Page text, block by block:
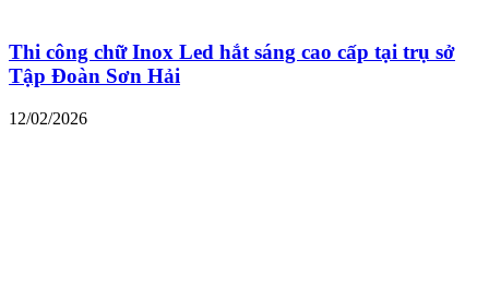
Thi công chữ Inox Led hắt sáng cao cấp tại trụ sở
Tập Đoàn Sơn Hải
12/02/2026